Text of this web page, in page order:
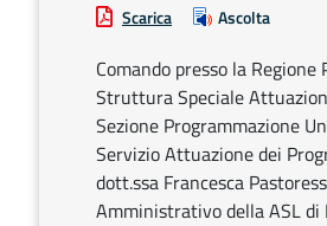
Scarica Ascolta
Comando presso la Regione
Struttura Speciale
Sezione Programmazione
Servizio Attuazione dei
dott.ssa Francesca
Amministrativo della ASL di